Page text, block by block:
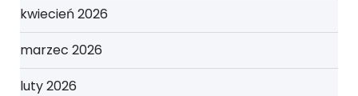
kwiecień 2026
marzec 2026
luty 2026